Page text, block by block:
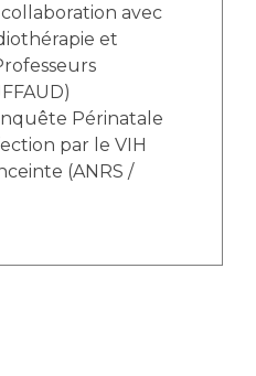
avec
et
Périnatale
par le VIH
(ANRS /